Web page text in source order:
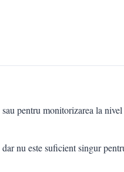
pentru monitorizarea la
nu este suficient singur